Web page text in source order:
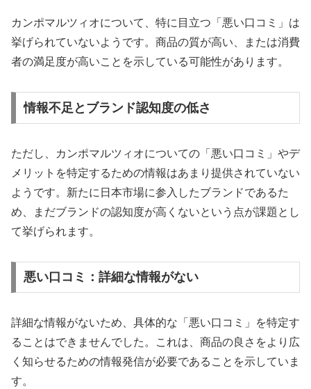
カンポマルツィオについて、特に目立つ「悪い口コミ」は
挙げられていないようです。商品の質が高い、または消費
者の満足度が高いことを示している可能性があります。
情報不足とブランド認知度の低さ
ただし、カンポマルツィオについての「悪い口コミ」やデ
メリットを特定するための情報はあまり提供されていない
ようです。新たに日本市場に参入したブランドであるた
め、まだブランドの認知度が高くないという点が課題とし
て挙げられます。
悪い口コミ：詳細な情報がない
詳細な情報がないため、具体的な「悪い口コミ」を特定す
ることはできませんでした。これは、商品の良さをより広
く知らせるための情報発信が必要であることを示していま
す。